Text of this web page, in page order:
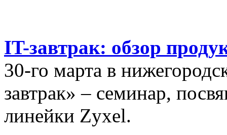
IT-завтрак: обзор
30-го марта в
завтрак» – семинар,
линейки Zyxel.